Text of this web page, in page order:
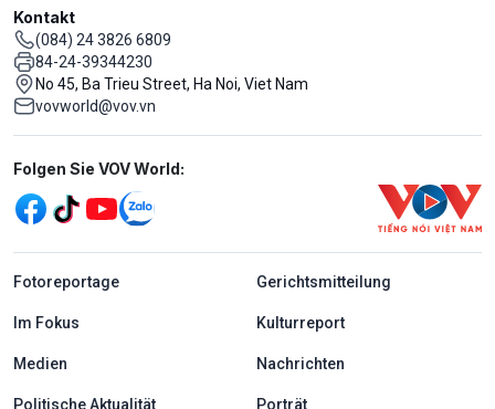
Kontakt
(084) 24 3826 6809
84-24-39344230
No 45, Ba Trieu Street, Ha Noi, Viet Nam
vovworld@vov.vn
Mạng xã hội
Folgen Sie VOV World:
menu footer tiếng Đức
Fotoreportage Gerichtsmitteilung
Im Fokus Kulturreport
Medien Nachrichten
Politische Aktualität Porträt